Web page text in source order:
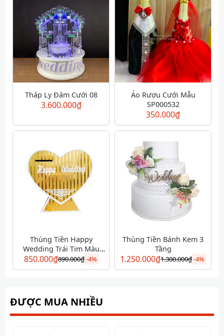
Tháp Ly Đám Cưới 08
3.600.000₫
Áo Rượu Cưới Mẫu
SP000532
350.000₫
Thùng Tiền Happy
Wedding Trái Tim Màu
Vàng
850.000₫890.000₫-4%
Thùng Tiền Bánh Kem 3
Tầng
1.250.000₫1.300.000₫-4%
ĐƯỢC MUA NHIỀU